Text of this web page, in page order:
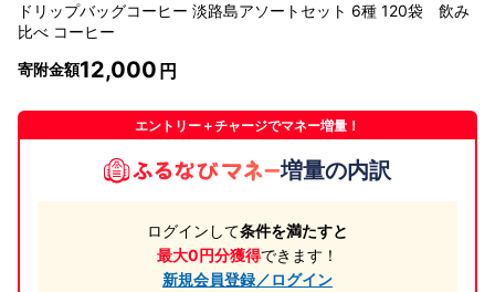
ドリップバッグコーヒー 淡路島アソートセット 6種 120袋 飲み
比べ コーヒー
寄附金額12,000
エントリー＋チャージでマネー増量！
増量の内訳
ログインして条件を満たすと
最大0円分獲得できます！
新規会員登録／ログイン